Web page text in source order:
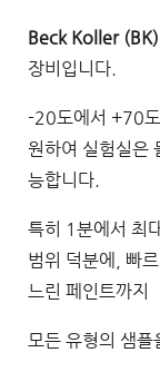
Beck Koller (BK)
장비입니다.
-20도에서 +70도
원하여 실험실은
능합니다.
특히 1분에서 최
범위 덕분에, 빠
느린 페인트까지
모든 유형의 샘플